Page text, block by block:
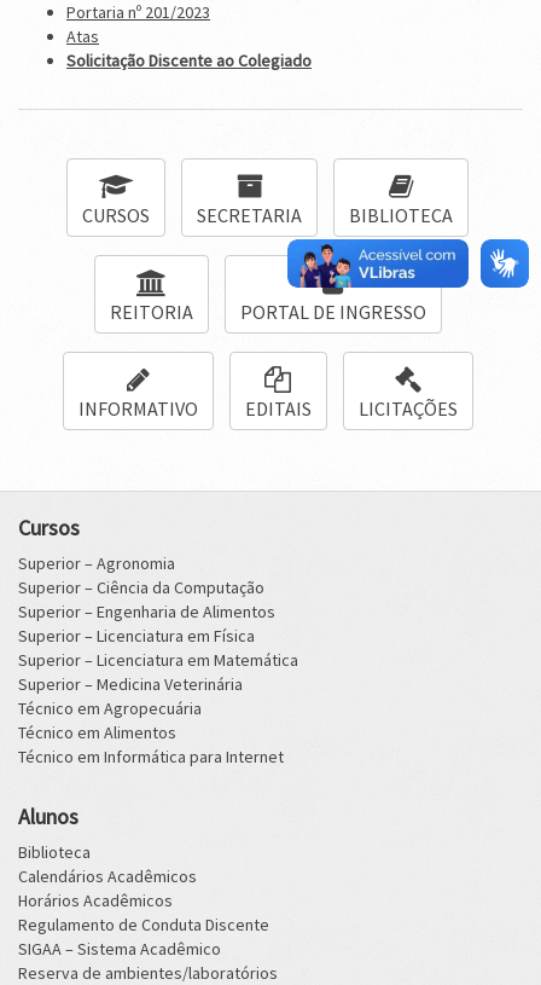
Portaria nº 201/2023
Atas
Solicitação Discente ao Colegiado
CURSOS SECRETARIA BIBLIOTECA
REITORIA PORTAL DE INGRESSO
INFORMATIVO EDITAIS LICITAÇÕES
Cursos
Superior – Agronomia
Superior – Ciência da Computação
Superior – Engenharia de Alimentos
Superior – Licenciatura em Física
Superior – Licenciatura em Matemática
Superior – Medicina Veterinária
Técnico em Agropecuária
Técnico em Alimentos
Técnico em Informática para Internet
Alunos
Biblioteca
Calendários Acadêmicos
Horários Acadêmicos
Regulamento de Conduta Discente
SIGAA – Sistema Acadêmico
Reserva de ambientes/laboratórios